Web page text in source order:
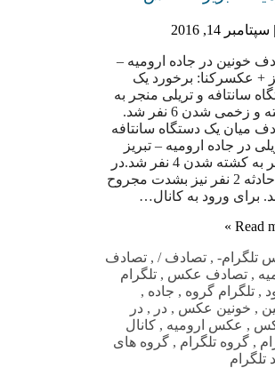
سپتامبر 14, 2016
خونین در جاده ارومیه –
+ عکسرکنا: برخورد یک
سانتافه و تریلی منجر به
کشته و زخمی شدن 6 نفر شد.
میان یک دستگاه سانتافه
در جاده ارومیه – تبریز
منجر به کشته شدن 4 نفر شد.در
این حادثه 2 نفر نیز بشدت مجروح
برای ورود به کانال…
Read
تلگرام-
, تصادف /, تصادف
, تصادف عکس , تلگرام
, تلگرام گروه , جاده ,
, خونین عکس , در , در
, عکس ارومیه , کانال
, گروه تلگرام , گروه های
تلگرام